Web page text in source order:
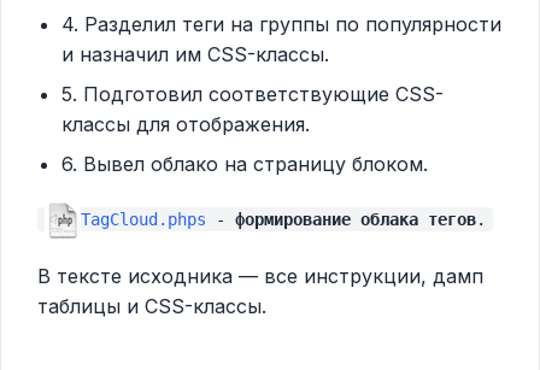
4. Разделил теги на группы по популярности
и назначил им CSS-классы.
5. Подготовил соответствующие CSS-
классы для отображения.
6. Вывел облако на страницу блоком.
TagCloud.phps - формирование облака тегов.
В тексте исходника — все инструкции, дамп
таблицы и CSS-классы.